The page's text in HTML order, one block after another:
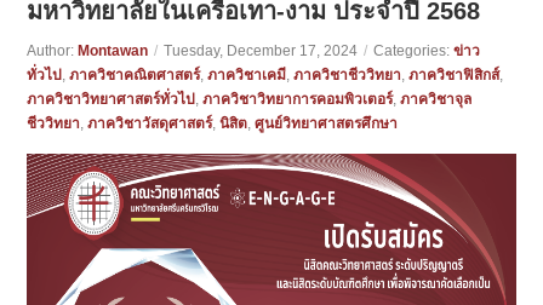
มหาวิทยาลัยในเครือเทา-งาม ประจำปี 2568
Author: Montawan / Tuesday, December 17, 2024 / Categories:ข่าว
ทั่วไป ,ภาควิชาคณิตศาสตร์,ภาควิชาเคมี,ภาควิชาชีววิทยา,ภาควิชาฟิสิกส์,
ภาควิชาวิทยาศาสตร์ทั่วไป ,ภาควิชาวิทยาการคอมพิวเตอร์,ภาควิชาจุล
ชีววิทยา,ภาควิชาวัสดุศาสตร์,นิสิต,ศูนย์วิทยาศาสตรศึกษา